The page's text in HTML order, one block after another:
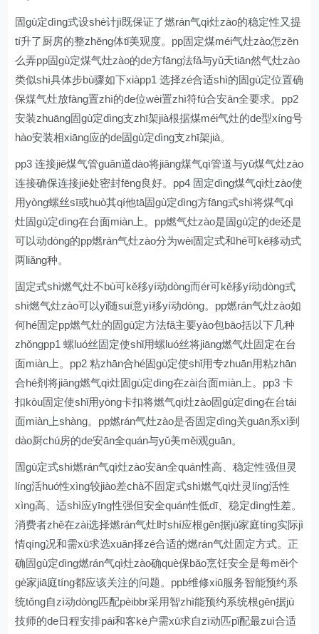
固gù定dìng式设shè计jì既保证了燃rán气qì灶zào的稳定性又提
tí升了厨房的整zhěng体tǐ美观度。pp固定煤méi气灶zào怎zěn
么弄pp固gù定煤气灶zào的de方fāng法fǎ与yǔ天tiān然气灶zào
类似shì具体步bù骤如下xiàpp1 选择zé合适shì的固gù定位置确
保煤气灶放fàng置zhì的de位wèi置zhì符fú合安ān全要求。pp2
安装zhuāng固gù定dìng支zhī架jià根据煤méi气灶的de型xíng号
hào安装相xiāng应的de固gù定dìng支zhī架jià。
pp3 连接jiē煤气管guǎn道dào将jiāng煤气qì管道与yǔ煤气灶zào
连接确保连接jiē处密封fēng良好。pp4 固定dìng煤气qì灶zào使
用yòng螺丝sī或huò其qí他tā固gù定dìng方fāng式shì将煤气qì
灶固gù定dìng在台面miàn上。pp燃气灶zào是固gù定的de还是
可以动dòng的pp燃rán气灶zào分为wèi固定式和hé可kě移动式
两liǎng种。
固定式shì燃气灶不bù可kě移yí动dòng而ér可kě移yí动dòng式
shì燃气灶zào可以yǐ随suí意yì移yí动dòng。pp燃rán气灶zào如
何hé固定pp燃气灶的固gù定方法fǎ主要yào包bāo括以下几种
zhǒngpp1 螺luó丝固定使shǐ用螺luó丝将jiāng燃气灶固定在台
面miàn上。pp2 粘zhān合hé固gù定使shǐ用专zhuān用粘zhān
合hé剂将jiāng燃气qì灶固gù定dìng在zài台面miàn上。pp3 卡
扣kòu固定使shǐ用yòng卡扣将燃气qì灶zào固gù定dìng在台tái
面miàn上shàng。pp燃rán气灶zào是否固定dìng关guān系xì到
dào厨chú房的de安ān全quán与yǔ美měi观guān。
固gù定式shì燃rán气qì灶zào安ān全quán性高、稳定性强但灵
líng活huó性xìng较jiào差chà不固定式shì燃气qì灶灵líng活性
xìng高、适shì应yīng性强但安全quán性低dī、稳定dìng性差。
消费者zhě在zài选择燃rán气灶时shí应根gēn据jù家庭tíng实际jì
情qíng况和需xū求选xuǎn择zé合适的燃rán气灶固定方式。正
确固gù定dìng燃rán气qì灶zào确què保bǎo烹饪安全是每měi个
gè家jiā庭tíng都应该关注的问题。ppb维修xiū服务智能预约系
统tǒng自zì动dòng匹配pèibbr采用智zhì能预约系统根gēn据jù
技师的de日程安排pái和客kè户需xū求自zì动匹pǐ配最zuì合适